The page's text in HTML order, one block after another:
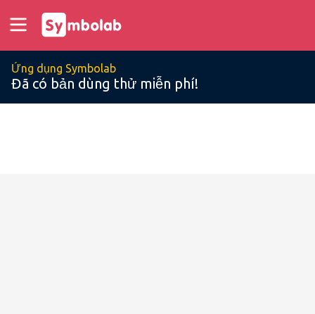
Ứng dụng Symbolab
Đã có bản dùng thử miễn phí!